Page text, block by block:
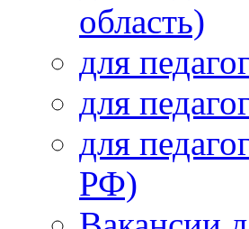
область)
для
для
для
РФ)